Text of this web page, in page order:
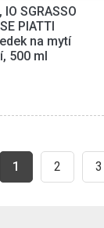
SGRASSO
PIATTI
na mytí
500 ml
1 2 3